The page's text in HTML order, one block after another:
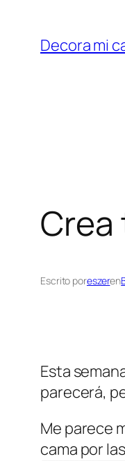
contenido
Decora mi
Crea
Escrito poreszeren
Esta
parecerá,
Me parece
cama por